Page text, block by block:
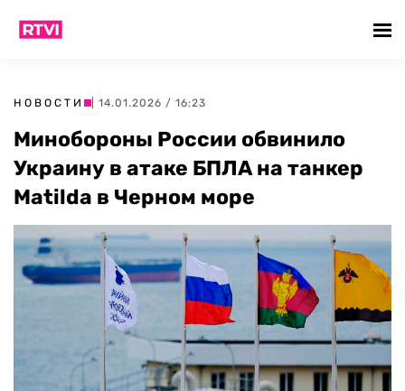
НОВОСТИ | 14.01.2026 / 16:23
Минобороны России обвинило
Украину в атаке БПЛА на танкер
Matilda в Черном море